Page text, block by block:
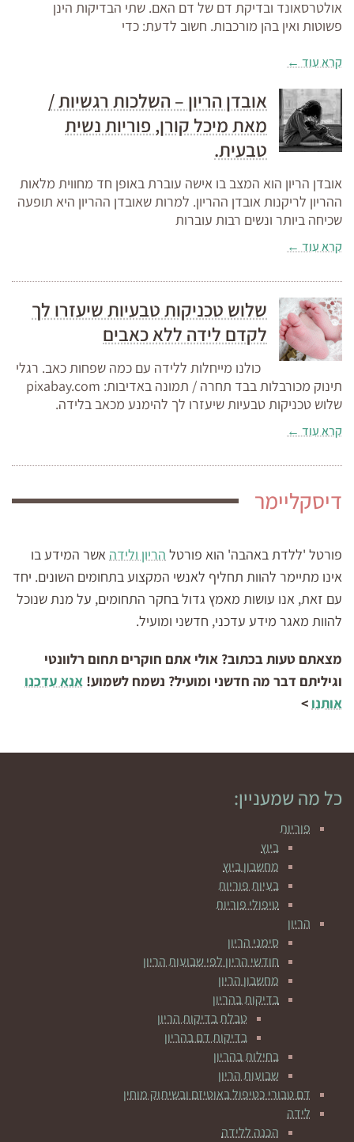
אולטרסאונד ובדיקת דם של דם האם. שתי הבדיקות הינן
פשוטות ואין בהן מורכבות. חשוב לדעת: כדי
קרא עוד ←
אובדן הריון – השלכות רגשיות /
מאת מיכל קורן, פוריות נשית
טבעית.
אובדן הריון הוא המצב בו אישה עוברת באופן חד מחווית מלאות
ההריון לריקנות אובדן ההריון. למרות שאובדן ההריון היא תופעה
שכיחה ביותר ונשים רבות עוברות
קרא עוד ←
שלוש טכניקות טבעיות שיעזרו לך
לקדם לידה ללא כאבים
כולנו מייחלות ללידה עם כמה שפחות כאב. רגלי
תינוק מכורבלות בבד תחרה / תמונה באדיבות: pixabay.com
שלוש טכניקות טבעיות שיעזרו לך להימנע מכאב בלידה.
קרא עוד ←
דיסקליימר
פורטל 'ללדת באהבה' הוא פורטל הריון ולידה אשר המידע בו
אינו מתיימר להוות תחליף לאנשי המקצוע בתחומים השונים. יחד
עם זאת, אנו עושות מאמץ גדול בחקר התחומים, על מנת שנוכל
להוות מאגר מידע עדכני, חדשני ומועיל.
מצאתם טעות בכתוב? אולי אתם חוקרים תחום רלוונטי
וגיליתם דבר מה חדשני ומועיל? נשמח לשמוע! אנא עדכנו
אותנו >
כל מה שמעניין:
פוריות
ביוץ
מחשבון ביוץ
בעיות פוריות
טיפולי פוריות
הריון
סימני הריון
חודשי הריון לפי שבועות הריון
מחשבון הריון
בדיקות בהריון
טבלת בדיקות הריון
בדיקות דם בהריון
בחילות בהריון
שבועות הריון
דם טבורי כטיפול באוטיזם ובשיתוק מוחין
לידה
הכנה ללידה